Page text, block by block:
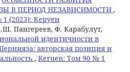
В ПЕРИОД НЕЗАВИСИМОСТИ ,
(2023): Керуен
Пангереев, Ф. Карабулут,
идентичности в
авторская позиция и
, Keruen: Том 90 № 1